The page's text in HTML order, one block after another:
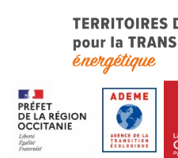
TOTEn
d’Occitanie